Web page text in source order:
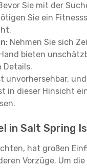
Sie mit der
Sie ein
Nehmen Sie sich
bieten
Details.
unvorhersehbar,
in dieser Hinsicht
in Salt Spring
hat großen
Vorzüge. Um